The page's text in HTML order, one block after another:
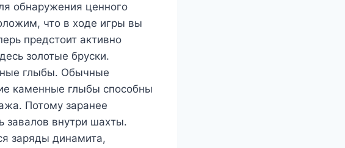
обнаружения ценного
что в ходе игры вы
предстоит активно
золотые бруски.
глыбы. Обычные
каменные глыбы способны
Потому заранее
завалов внутри шахты.
заряды динамита,